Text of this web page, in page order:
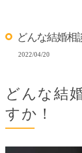
どんな結婚相
2022/04/20
どんな結
すか！